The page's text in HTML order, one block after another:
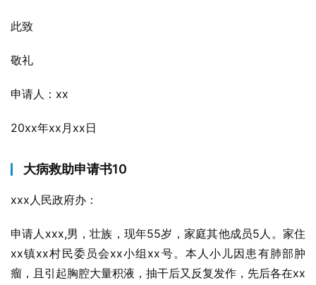
此致
敬礼
申请人：xx
20xx年xx月xx日
大病救助申请书10
xxx人民政府办：
申请人xxx,男，壮族，现年55岁，家庭其他成员5人。家住
xx镇xx村民委员会xx小组xx号。本人小儿因患有肺部肿
瘤，且引起胸腔大量积液，抽干后又反复发作，先后各在xx